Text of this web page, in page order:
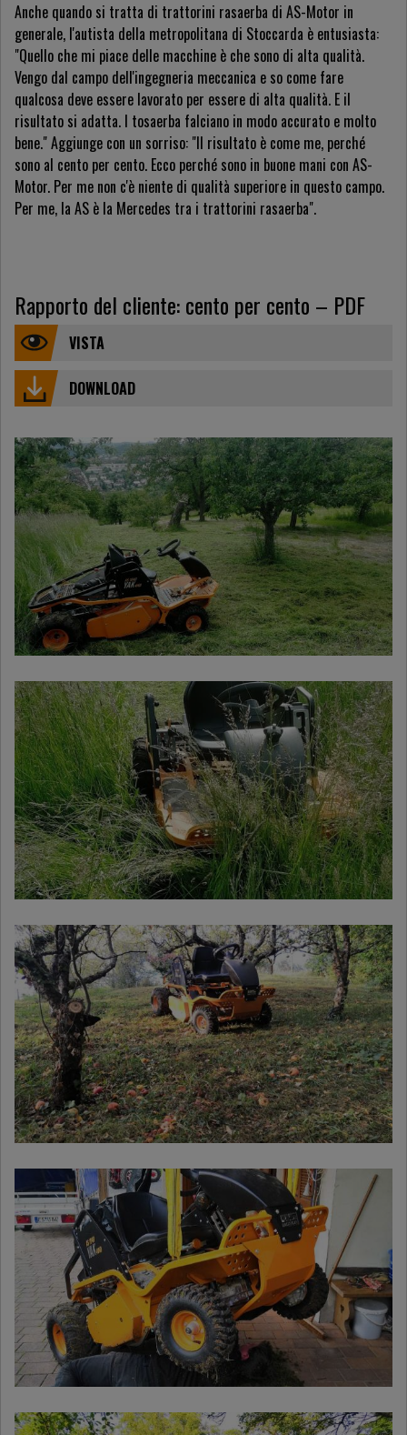
Anche quando si tratta di trattorini rasaerba di AS-Motor in
generale, l'autista della metropolitana di Stoccarda è entusiasta:
"Quello che mi piace delle macchine è che sono di alta qualità.
Vengo dal campo dell'ingegneria meccanica e so come fare
qualcosa deve essere lavorato per essere di alta qualità. E il
risultato si adatta. I tosaerba falciano in modo accurato e molto
bene." Aggiunge con un sorriso: "Il risultato è come me, perché
sono al cento per cento. Ecco perché sono in buone mani con AS-
Motor. Per me non c'è niente di qualità superiore in questo campo.
Per me, la AS è la Mercedes tra i trattorini rasaerba".
Rapporto del cliente: cento per cento – PDF
VISTA
DOWNLOAD